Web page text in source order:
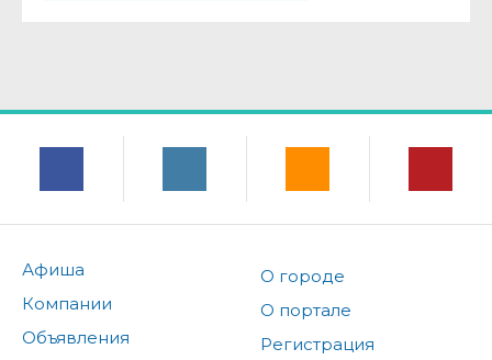
Афиша
Компании
Объявления
О городе
О портале
Регистрация